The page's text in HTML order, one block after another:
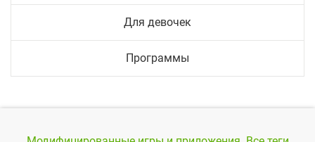
Для девочек
Программы